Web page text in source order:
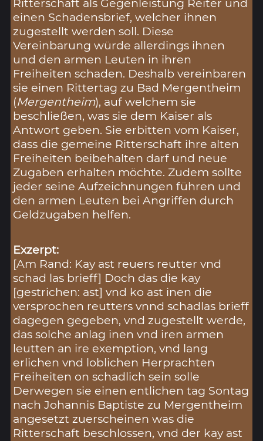
einen Schadensbrief, welcher ihnen
zugestellt werden soll. Diese
Vereinbarung würde allerdings ihnen
und den armen Leuten in ihren
Freiheiten schaden. Deshalb vereinbaren
sie einen Rittertag zu Bad Mergentheim
(Mergentheim), auf welchem sie
beschließen, was sie dem Kaiser als
Antwort geben. Sie erbitten vom Kaiser,
dass die gemeine Ritterschaft ihre alten
Freiheiten beibehalten darf und neue
Zugaben erhalten möchte. Zudem sollte
jeder seine Aufzeichnungen führen und
den armen Leuten bei Angriffen durch
Geldzugaben helfen.
Exzerpt:
[Am Rand: Kay ast reuers reutter vnd
schad las brieff] Doch das die kay
[gestrichen: ast] vnd ko ast inen die
versprochen reutters vnnd schadlas brieff
dagegen gegeben, vnd zugestellt werde,
das solche anlag inen vnd iren armen
leutten an ire exemption, vnd lang
erlichen vnd loblichen Herprachten
Freiheiten on schadlich sein solle
Derwegen sie einen entlichen tag Sontag
nach Johannis Baptiste zu Mergentheim
angesetzt zuerscheinen was die
Ritterschaft beschlossen, vnd der kay ast